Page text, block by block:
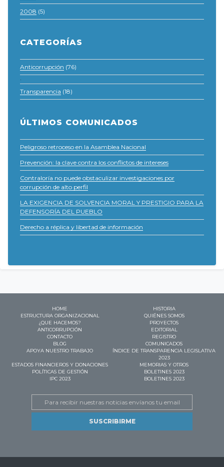
2008 (5)
CATEGORÍAS
Anticorrupción (76)
·
Transparencia (18)
ÚLTIMOS COMUNICADOS
Peligroso retroceso en la Asamblea Nacional
Prevención: la clave contra los conflictos de intereses
Contraloría no puede obstaculizar investigaciones por
corrupción de alto perfil
LA EXIGENCIA DE SOLVENCIA MORAL Y PRESTIGIO PARA LA
DEFENSORÍA DEL PUEBLO
Derecho a réplica y libertad de información
HOME
HISTORIA
ESTRUCTURA ORGANIZACIONAL
QUIÉNES SOMOS
¿QUE HACEMOS?
PROYECTOS
ANTICORRUPCIÓN
EDITORIAL
CONTACTO
REGISTRO
BLOG
COMUNICADOS
APOYA NUESTRO TRABAJO
ÍNDICE DE TRANSPARENCIA LEGISLATIVA
2023
ESTADOS FINANCIEROS Y DONACIONES
MEMORIAS Y OTROS
POLÍTICAS DE GESTIÓN
BOLETINES 2023
IPC 2023
BOLETINES 2023